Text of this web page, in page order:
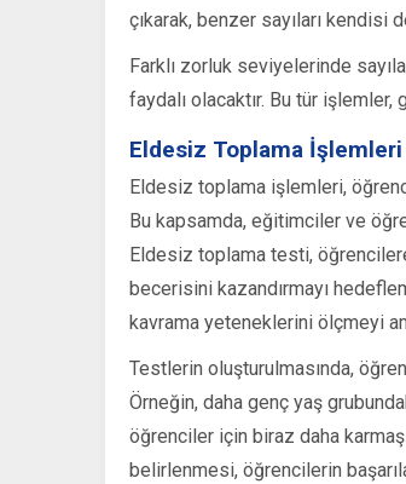
çıkarak, benzer sayıları
Farklı zorluk seviyelerinde
faydalı olacaktır. Bu tür işlemler,
Eldesiz Toplama
Eldesiz toplama işlemleri,
Bu kapsamda, eğitimciler ve
Eldesiz toplama testi,
becerisini kazandırmayı
kavrama yeteneklerini ölçmeyi
Testlerin oluşturulmasında,
Örneğin, daha genç yaş
öğrenciler için biraz daha
belirlenmesi, öğrencilerin